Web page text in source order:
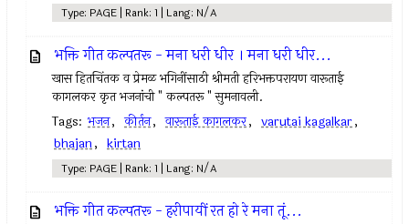
Type: PAGE | Rank: 1 | Lang: N/A
भक्ति गीत कल्पतरू - मना धरी धीर । मना धरी धीर...
खास हितचिंतक व प्रेमळ भगिनींसाठी श्रीमती हरिभक्तपरायण वारूताई
कागलकर कृत भजनांची " कल्पतरू " सुमनावली.
Tags: भजन, कीर्तन, वारूताई कागलकर, varutai kagalkar,
bhajan, kirtan
Type: PAGE | Rank: 1 | Lang: N/A
भक्ति गीत कल्पतरू - हरीपायीं रत हो रे मना तूं...